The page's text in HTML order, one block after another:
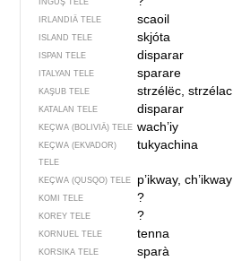
INGUŞ TELE
IRLANDIÄ TELE scaoil
ISLAND TELE skjóta
ISPAN TELE disparar
ITALYAN TELE sparare
KAŞUB TELE strzélëc, strzélac
KATALAN TELE disparar
KEÇWA (BOLIVIÄ) TELE wach’iy
KEÇWA (EKVADOR)
TELE
tukyachina
KEÇWA (QUSQO) TELE p’ikway, ch’ikway
KOMI TELE ?
KOREY TELE ?
KORNUEL TELE tenna
KORSIKA TELE sparà